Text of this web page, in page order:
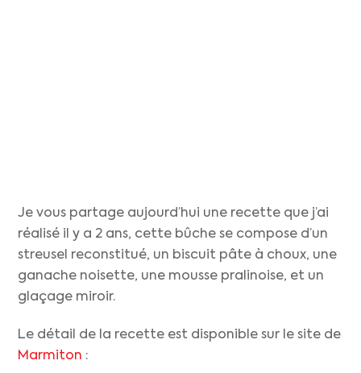
Je vous partage aujourd’hui une recette que j’ai
réalisé il y a 2 ans, cette bûche se compose d’un
streusel reconstitué, un biscuit pâte à choux, une
ganache noisette, une mousse pralinoise, et un
glaçage miroir.
Le détail de la recette est disponible sur le site de
Marmiton :